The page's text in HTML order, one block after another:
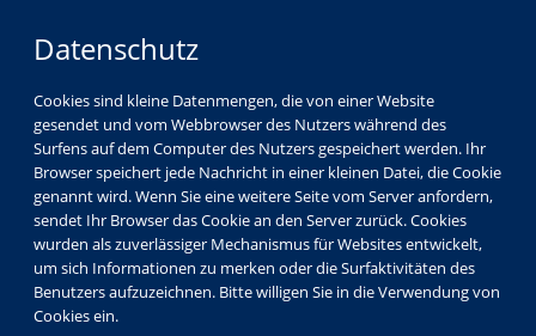
Datenschutz
Cookies sind kleine Datenmengen, die von einer Website
gesendet und vom Webbrowser des Nutzers während des
Surfens auf dem Computer des Nutzers gespeichert werden. Ihr
Browser speichert jede Nachricht in einer kleinen Datei, die Cookie
genannt wird. Wenn Sie eine weitere Seite vom Server anfordern,
sendet Ihr Browser das Cookie an den Server zurück. Cookies
wurden als zuverlässiger Mechanismus für Websites entwickelt,
um sich Informationen zu merken oder die Surfaktivitäten des
Benutzers aufzuzeichnen. Bitte willigen Sie in die Verwendung von
Cookies ein.